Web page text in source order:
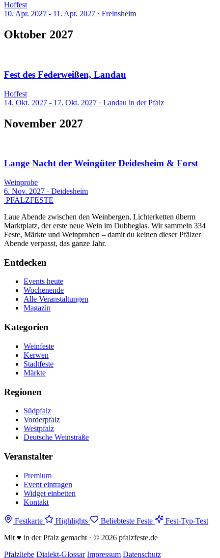
Hoffest
10. Apr. 2027 - 11. Apr. 2027 · Freinsheim
Oktober 2027
Fest des Federweißen, Landau
Hoffest
14. Okt. 2027 - 17. Okt. 2027 · Landau in der Pfalz
November 2027
Lange Nacht der Weingüter Deidesheim & Forst
Weinprobe
6. Nov. 2027 · Deidesheim
PFALZFESTE
Laue Abende zwischen den Weinbergen, Lichterketten überm
Marktplatz, der erste neue Wein im Dubbeglas. Wir sammeln 334
Feste, Märkte und Weinproben – damit du keinen dieser Pfälzer
Abende verpasst, das ganze Jahr.
Entdecken
Events heute
Wochenende
Alle Veranstaltungen
Magazin
Kategorien
Weinfeste
Kerwen
Stadtfeste
Märkte
Regionen
Südpfalz
Vorderpfalz
Westpfalz
Deutsche Weinstraße
Veranstalter
Premium
Event eintragen
Widget einbetten
Kontakt
Festkarte Highlights Beliebteste Feste
Fest-Typ-Test
Mit ♥ in der Pfalz gemacht · © 2026 pfalzfeste.de
Pfalzliebe Dialekt-Glossar Impressum Datenschutz